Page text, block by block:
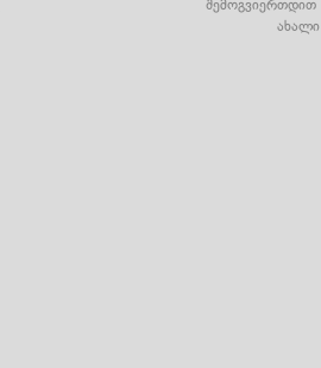
შემოგვიერთდით
ახალი